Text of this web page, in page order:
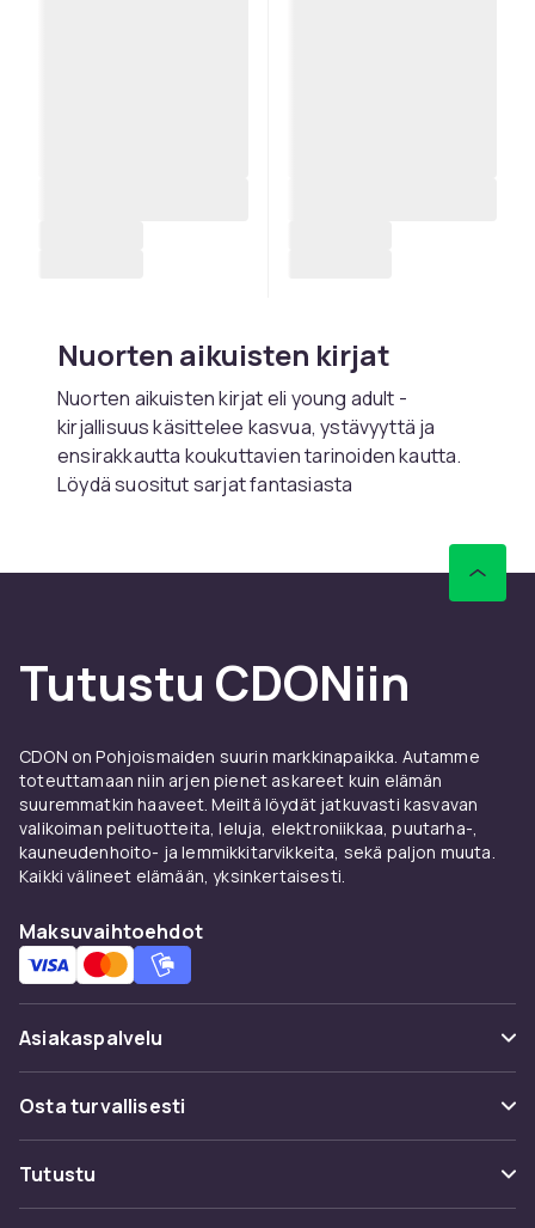
Nuorten aikuisten kirjat
Nuorten aikuisten kirjat eli young adult -
kirjallisuus käsittelee kasvua, ystävyyttä ja
ensirakkautta koukuttavien tarinoiden kautta.
Löydä suositut sarjat fantasiasta
Osta nuorten aikuisten kirjoja
aikuisten kirjoja – nopealla toimituksella ja
turvallisella ostoksella.
Tutustu CDONiin
CDON on Pohjoismaiden suurin markkinapaikka. Autamme
toteuttamaan niin arjen pienet askareet kuin elämän
suuremmatkin haaveet. Meiltä löydät jatkuvasti kasvavan
valikoiman pelituotteita, leluja, elektroniikkaa, puutarha-,
kauneudenhoito- ja lemmikkitarvikkeita, sekä paljon muuta.
Kaikki välineet elämään, yksinkertaisesti.
Maksuvaihtoehdot
Asiakaspalvelu
Usein kysyttyä (UKK)
Seuraa pakettia
Osta turvallisesti
Maksuvaihtoehdot
Toimitus
Tutustu